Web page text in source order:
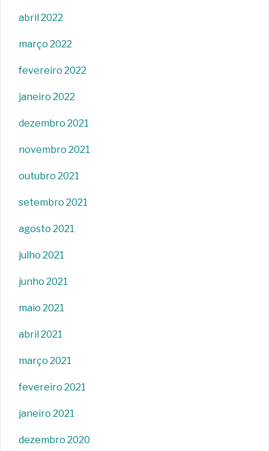
abril 2022
março 2022
fevereiro 2022
janeiro 2022
dezembro 2021
novembro 2021
outubro 2021
setembro 2021
agosto 2021
julho 2021
junho 2021
maio 2021
abril 2021
março 2021
fevereiro 2021
janeiro 2021
dezembro 2020